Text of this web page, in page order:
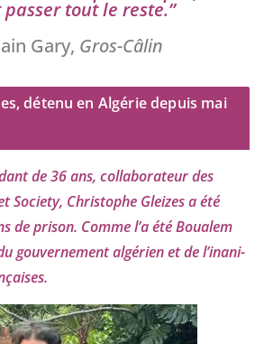
tout le reste.”
Gary, Gros-Câlin
détenu en Algérie depuis mai
de36ans, col­la­bo­ra­teur des
Society, Christophe Gleizesa été
de pri­son. Comme l’a été Boualem
gou­ver­ne­ment algé­rien et de l’i­na­ni­